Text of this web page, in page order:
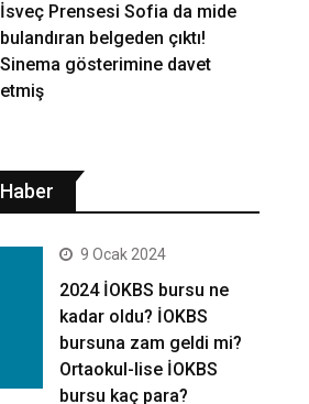
İsveç Prensesi Sofia da mide
bulandıran belgeden çıktı!
Sinema gösterimine davet
etmiş
9 Ocak 2024
2024 İOKBS bursu ne
kadar oldu? İOKBS
bursuna zam geldi mi?
Ortaokul-lise İOKBS
bursu kaç para?